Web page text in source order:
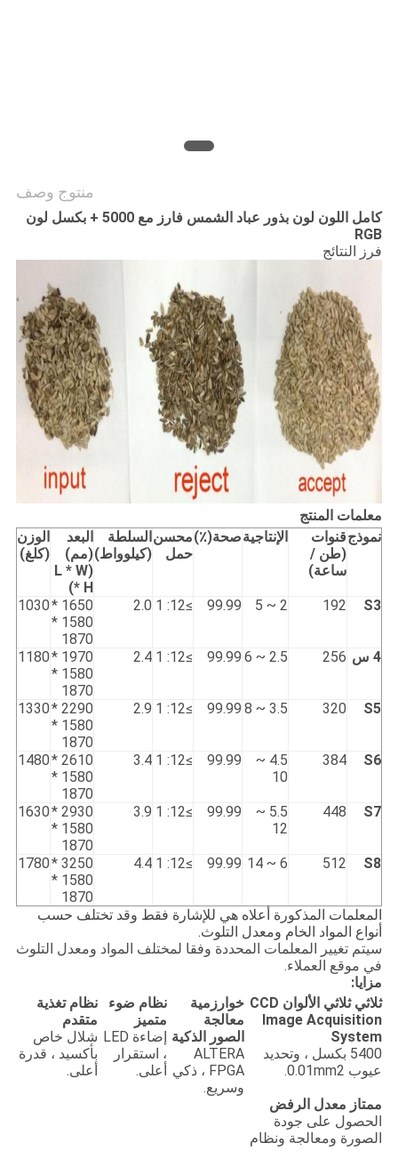
منتوج وصف
كامل اللون لون بذور عباد الشمس فارز مع 5000 + بكسل لون
RGB
فرز النتائج
معلمات المنتج
نموذجقنوات
(طن /
ساعة)
الإنتاجيةصحة(٪)محسن
حمل
السلطة
(كيلوواط)
البعد
(مم)
(L * W
* H)
الوزن
(كلغ)
S3
192
2 ~ 5
99.99
≥12: 1
2.0
1650 *
1580 *
1870
1030
4 س 256
2.5 ~ 6
99.99
≥12: 1
2.4
1970 *
1580 *
1870
1180
S5
320
3.5 ~ 8
99.99
≥12: 1
2.9
2290 *
1580 *
1870
1330
S6
384
4.5 ~
10
99.99
≥12: 1
3.4
2610 *
1580 *
1870
1480
S7
448
5.5 ~
12
99.99
≥12: 1
3.9
2930 *
1580 *
1870
1630
S8
512
6 ~ 14
99.99
≥12: 1
4.4
3250 *
1580 *
1870
1780
المعلمات المذكورة أعلاه هي للإشارة فقط وقد تختلف حسب
أنواع المواد الخام ومعدل التلوث.
سيتم تغيير المعلمات المحددة وفقا لمختلف المواد ومعدل التلوث
في موقع العملاء.
مزايا:
ثلاثي ثلاثي الألوان CCD
Image Acquisition
System
5400 بكسل ، وتحديد
عيوب 0.01mm2.
خوارزمية
معالجة
الصور الذكية
ALTERA
FPGA ، ذكي
وسريع.
نظام ضوء
متميز
إضاءة LED
، استقرار
أعلى.
نظام تغذية
متقدم
شلال خاص
بأكسيد ، قدرة
أعلى.
ممتاز معدل الرفض
الحصول على جودة
الصورة ومعالجة ونظام